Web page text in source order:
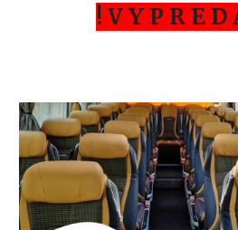
! V Y P R E D